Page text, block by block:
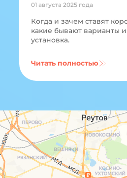
01 августа 2025 года
Когда и зачем ставят
какие бывают варианты
установка.
Читать полностью